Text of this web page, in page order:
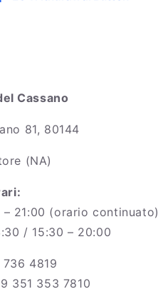
Cassano
81, 80144
(NA)
21:00 (orario continuato)
/ 15:30 – 20:00
736 4819
351 353 7810